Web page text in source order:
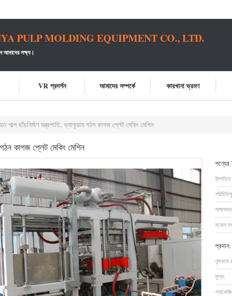
PULP MOLDING EQUIPMENT CO., LTD.
আমাদের লক্ষ্য।
VR প্রদর্শন আমাদের সম্পর্কে কারখানা ভ্রমণ
পাল্প ছাঁচনির্মাণ যন্ত্রপাতি, ভ্যাকুয়াম গঠন কাগজ প্লেট মেকিং মেশিন
গঠন কাগজ প্লেট মেকিং মেশিন
পণ্যের
সাক্ষ্যদান:
মডেল
প্রদান:
ন্যূনতম
মূল্য: